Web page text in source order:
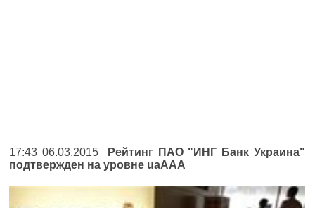
17:43 06.03.2015
Рейтинг ПАО "ИНГ Банк Украина"
подтвержден на уровне uaААА